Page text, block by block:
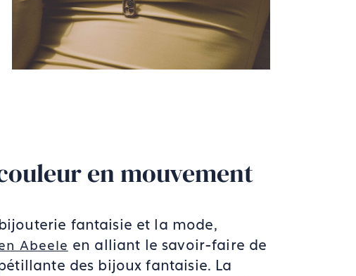
en mouvement
fantaisie et la mode,
Abeele en alliant le savoir-faire de
des bijoux fantaisie. La